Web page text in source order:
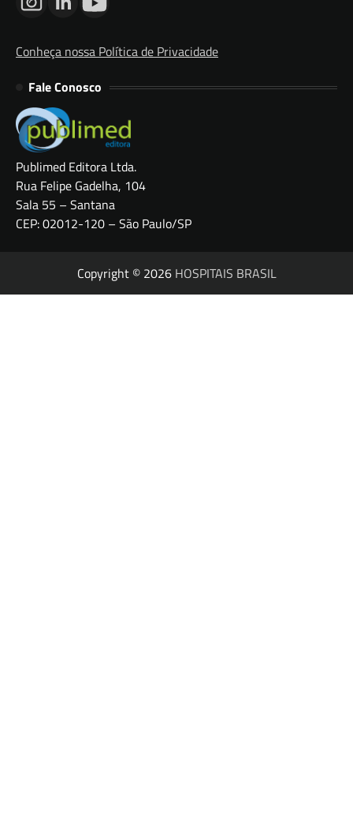
Conheça nossa Política de Privacidade
Fale Conosco
Publimed Editora Ltda.
Rua Felipe Gadelha, 104
Sala 55 – Santana
CEP: 02012-120 – São Paulo/SP
Copyright © 2026 HOSPITAIS BRASIL